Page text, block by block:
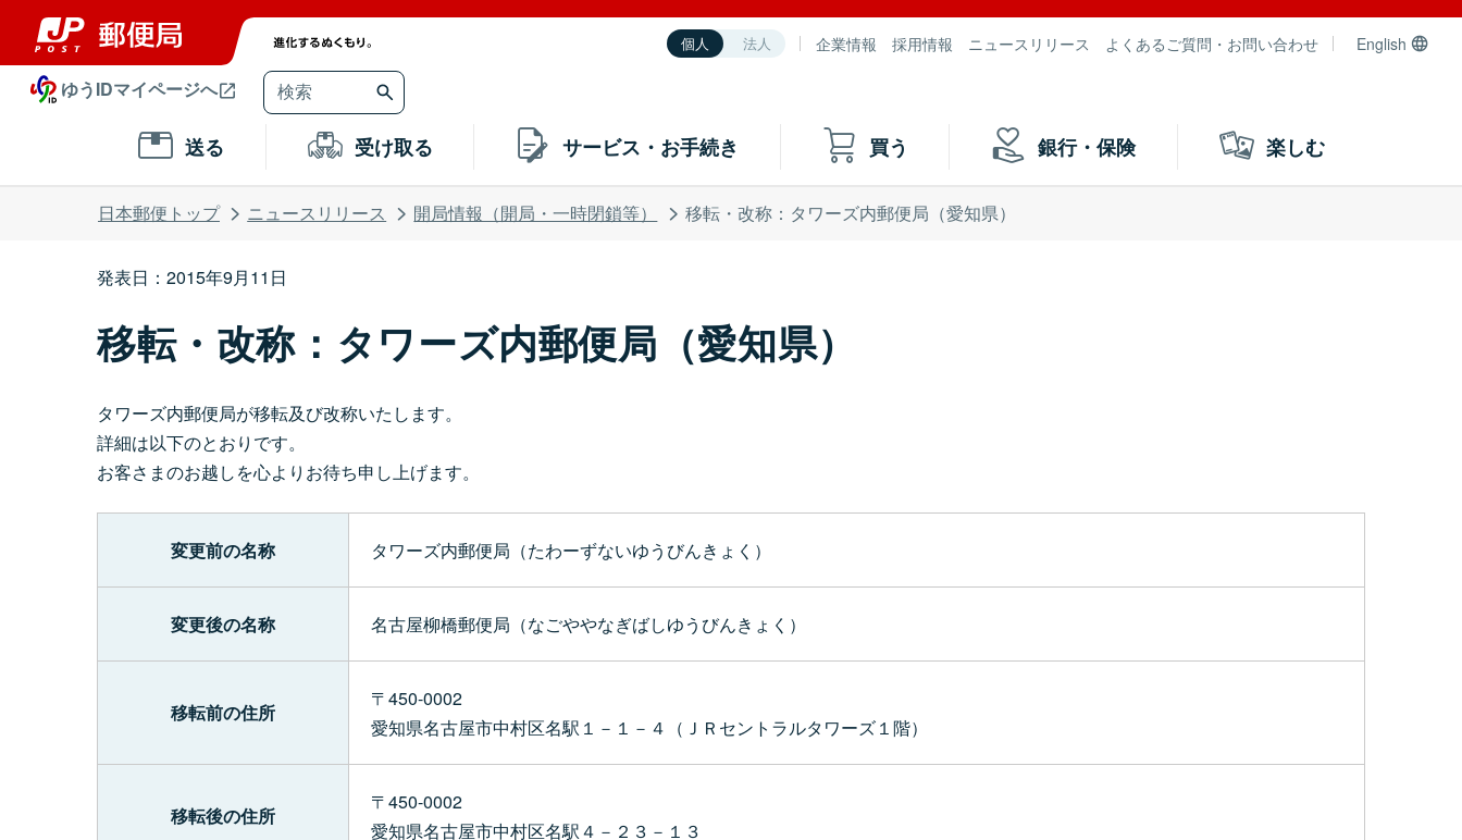
個人 法人 企業情報 採用情報 ニュースリリース よくあるご質問・お問い合わせ English
ゆうIDマイページへ
送る 受け取る サービス・お手続き 買う 銀行・保険 楽しむ
日本郵便トップ ニュースリリース 開局情報（開局・一時閉鎖等） 移転・改称：タワーズ内郵便局（愛知県）
発表日：2015年9月11日
移転・改称：タワーズ内郵便局（愛知県）
タワーズ内郵便局が移転及び改称いたします。
詳細は以下のとおりです。
お客さまのお越しを心よりお待ち申し上げます。
変更前の名称 タワーズ内郵便局（たわーずないゆうびんきょく）
変更後の名称 名古屋柳橋郵便局（なごややなぎばしゆうびんきょく）
移転前の住所
〒450-0002
愛知県名古屋市中村区名駅１－１－４（ＪＲセントラルタワーズ１階）
移転後の住所
〒450-0002
愛知県名古屋市中村区名駅４－２３－１３